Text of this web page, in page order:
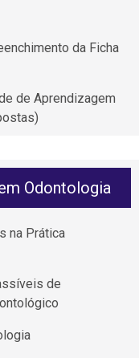
da Ficha
de Aprendizagem
Odontologia
na Prática
de